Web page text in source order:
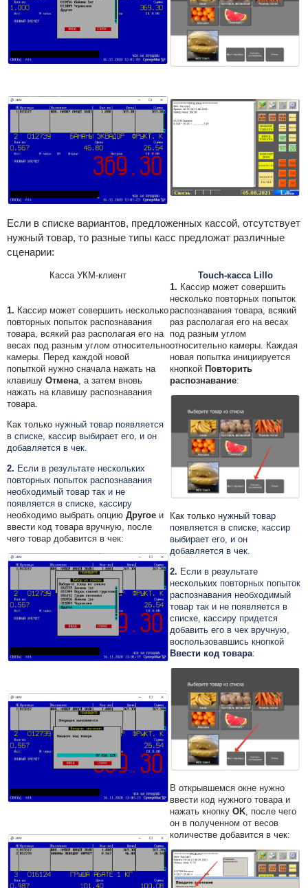
Если в списке вариантов, предложенных кассой, отсутствует
нужный товар, то разные типы касс предложат различные
сценарии:
Касса УКМ-клиент Touch-касса Lillo
1. Кассир может совершить несколько
повторных попыток распознавания
товара, всякий раз располагая его на
весах под разным углом относительно
камеры. Перед каждой новой
попыткой нужно сначала нажать на
клавишу Отмена, а затем вновь
нажать на клавишу распознавания
товара.
Как только нужный товар появляется
в списке, кассир выбирает его, и он
добавляется в чек.
2. Если в результате нескольких
повторных попыток распознавания
необходимый товар так и не
появляется в списке, кассиру
необходимо выбрать опцию Другоеи
ввести код товара вручную, после
чего товар добавится в чек:
1. Кассир может совершить
несколько повторных попыток
распознавания товара, всякий
раз располагая его на весах
под разным углом
относительно камеры. Каждая
новая попытка инициируется
кнопкой Повторить
распознавание:
Как только нужный товар
появляется в списке, кассир
выбирает его, и он
добавляется в чек.
2. Если в результате
нескольких повторных попыток
распознавания необходимый
товар так и не появляется в
списке, кассиру придется
добавить его в чек вручную,
воспользовавшись кнопкой
Ввести код товара:
В открывшемся окне нужно
ввести код нужного товара и
нажать кнопку OK, после чего
он в полученном от весов
количестве добавится в чек: